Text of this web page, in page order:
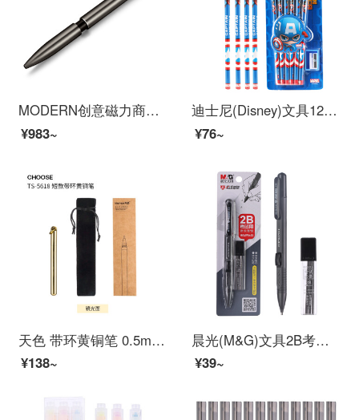
MODERN创意磁力商务签字宝珠笔学生笔笔免费个性刻字送同学华业礼品企业定制 黑色
¥983~
迪士尼(Disney)文具12支HB原木书写铅笔 小学生铅笔写字笔 儿童卡通大皮头铅笔 美国队长系列DM20696A1
¥76~
天色 带环黄铜笔 0.5mm复古签字笔/创意文艺怀旧中性笔 水笔商务办公礼品笔免费刻字 短款-光面 单支装
¥138~
晨光(M&G)文具2B考试涂卡铅笔套装 学生考试练习专用自动铅笔(涂卡铅笔*1+适配2B铅芯*6根)HKMP0463
¥39~